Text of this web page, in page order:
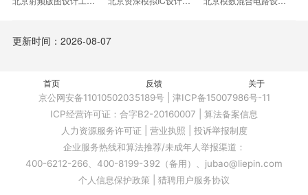
北京模拟链路工程师招聘
更新时间：2026-08-07
首页 反馈 关于